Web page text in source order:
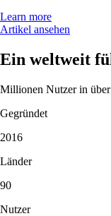
Learn more
Artikel ansehen
Ein weltweit
Millionen Nutzer in
Gegründet
2016
Länder
90
Nutzer